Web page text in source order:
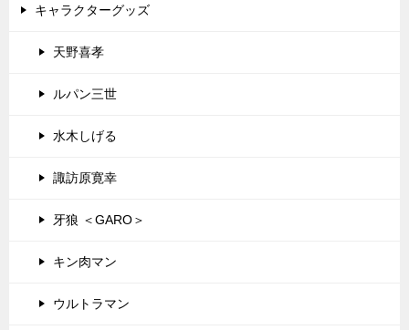
キャラクターグッズ
天野喜孝
ルパン三世
水木しげる
諏訪原寛幸
牙狼 ＜GARO＞
キン肉マン
ウルトラマン